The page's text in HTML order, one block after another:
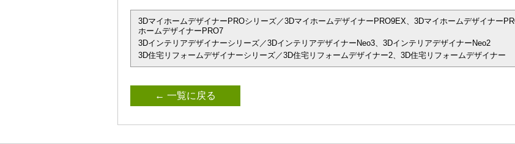
3DマイホームデザイナーPROシリーズ／3DマイホームデザイナーPRO9EX、3Dマイホームデザイナー
ホームデザイナーPRO7
3Dインテリアデザイナーシリーズ／3DインテリアデザイナーNeo3、3DインテリアデザイナーNeo2
3D住宅リフォームデザイナーシリーズ／3D住宅リフォームデザイナー2、3D住宅リフォームデザイナー
← 一覧に戻る